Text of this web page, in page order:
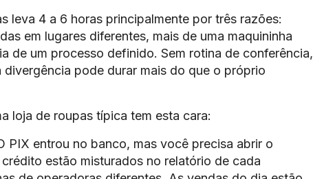
leva 4 a 6 horas principalmente por três razões:
em lugares diferentes, mais de uma maquininha
de um processo definido. Sem rotina de conferência,
pode durar mais do que o próprio
loja de roupas típica tem esta cara:
PIX entrou no banco, mas você precisa abrir o
estão misturados no relatório de cada